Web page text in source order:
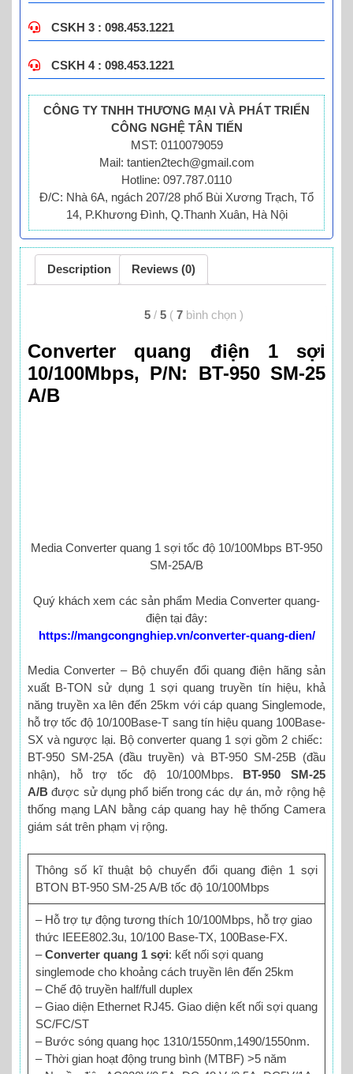
CSKH 3 : 098.453.1221
CSKH 4 : 098.453.1221
CÔNG TY TNHH THƯƠNG MẠI VÀ PHÁT TRIỂN
CÔNG NGHỆ TÂN TIẾN
MST: 0110079059
Mail: tantien2tech@gmail.com
Hotline: 097.787.0110
Đ/C: Nhà 6A, ngách 207/28 phố Bùi Xương Trạch, Tổ
14, P.Khương Đình, Q.Thanh Xuân, Hà Nội
Description Reviews (0)
5 / 5 ( 7 bình chọn )
Converter quang điện 1 sợi
10/100Mbps, P/N: BT-950 SM-25
A/B
Media Converter quang 1 sợi tốc độ 10/100Mbps BT-950
SM-25A/B
Quý khách xem các sản phẩm Media Converter quang-
điện tại đây:
https://mangcongnghiep.vn/converter-quang-dien/
Media Converter – Bộ chuyển đổi quang điện hãng sản
xuất B-TON sử dụng 1 sợi quang truyền tín hiệu, khả
năng truyền xa lên đến 25km với cáp quang Singlemode,
hỗ trợ tốc độ 10/100Base-T sang tín hiệu quang 100Base-
SX và ngược lại. Bộ converter quang 1 sợi gồm 2 chiếc:
BT-950 SM-25A (đầu truyền) và BT-950 SM-25B (đầu
nhận), hỗ trợ tốc độ 10/100Mbps. BT-950 SM-25
A/B được sử dụng phổ biến trong các dự án, mở rộng hệ
thống mạng LAN bằng cáp quang hay hệ thống Camera
giám sát trên phạm vị rộng.
Thông số kĩ thuật bộ chuyển đổi quang điện 1 sợi
BTON BT-950 SM-25 A/B tốc độ 10/100Mbps
– Hỗ trợ tự động tương thích 10/100Mbps, hỗ trợ giao
thức IEEE802.3u, 10/100 Base-TX, 100Base-FX.
–Converter quang 1 sợi: kết nối sợi quang
singlemode cho khoảng cách truyền lên đến 25km
– Chế độ truyền half/full duplex
– Giao diện Ethernet RJ45. Giao diện kết nối sợi quang
SC/FC/ST
– Bước sóng quang học 1310/1550nm,1490/1550nm.
– Thời gian hoạt động trung bình (MTBF) >5 năm